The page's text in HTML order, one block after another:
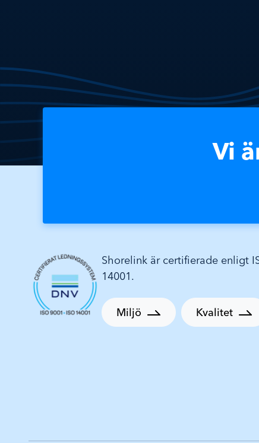
Vi
Shorelink är certifierade enligt
14001.
Miljö Kvalitet